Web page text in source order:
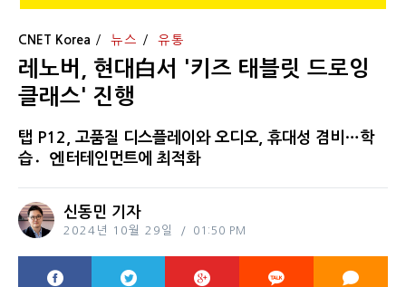
CNET Korea 뉴스 유통
레노버, 현대白서 '키즈 태블릿 드로잉
클래스' 진행
탭 P12, 고품질 디스플레이와 오디오, 휴대성 겸비…학
습엔〮터테인먼트에 최적화
신동민 기자
2024년 10월 29일 01:50 PM